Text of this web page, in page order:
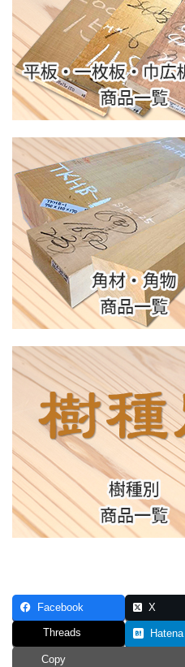
Facebook X
Threads Hatena
Copy